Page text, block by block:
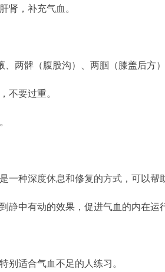
肾，补充气血。
两髀（腹股沟）、两腘（膝盖后方
不要过重。
种深度休息和修复的方式，可以帮
静中有动的效果，促进气血的内在运
别适合气血不足的人练习。